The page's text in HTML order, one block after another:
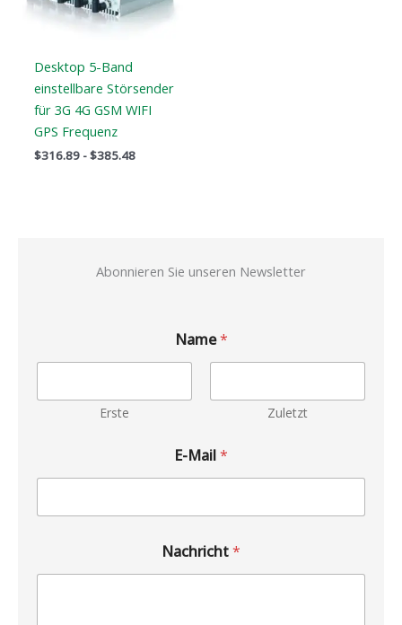
Desktop 5-Band
einstellbare Störsender
für 3G 4G GSM WIFI
GPS Frequenz
$316.89 -$385.48
Abonnieren Sie unseren Newsletter
Name*
Erste Zuletzt
E-Mail*
Nachricht*